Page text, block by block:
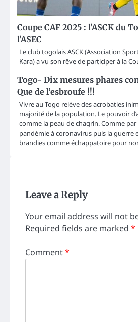
Coupe CAF 2025 : l’ASCK du
l’ASEC
Le club togolais ASCK (Association
Kara) a vu son rêve de participer à la
Togo- Dix mesures phares
Que de l’esbroufe !!!
Vivre au Togo relève des acrobaties
majorité de la population. Le pouvoir
comme la peau de chagrin. Comme
pandémie à coronavirus puis la guerre
brandies comme échappatoire pour
Leave a Reply
Your email address will not
Required fields are marked *
Comment*